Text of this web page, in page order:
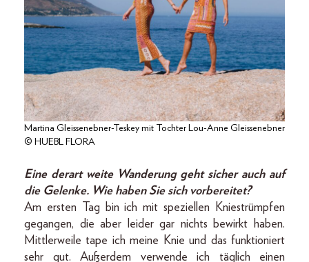
Martina Gleissenebner-Teskey mit Tochter Lou-Anne Gleissenebner
© HUEBL FLORA
Eine derart weite Wanderung geht sicher auch auf
die Gelenke. Wie haben Sie sich vorbereitet?
Am ersten Tag bin ich mit speziellen Kniestrümpfen
gegangen, die aber leider gar nichts bewirkt haben.
Mittlerweile tape ich meine Knie und das funktioniert
sehr gut. Außerdem verwende ich täglich einen